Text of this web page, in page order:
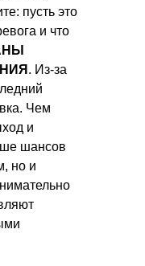
пусть это
и что
. Из-за
Чем
и
шансов
но и